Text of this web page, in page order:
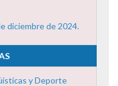
diciembre de 2024.
y Deporte